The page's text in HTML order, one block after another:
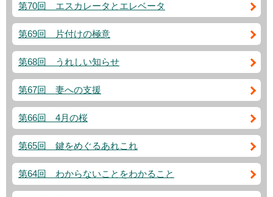
第70回 エスカレータとエレベータ
第69回 片付けの極意
第68回 うれしい知らせ
第67回 妻への支援
第66回 4月の桜
第65回 鍵をめぐるあれこれ
第64回 わからないことをわかること